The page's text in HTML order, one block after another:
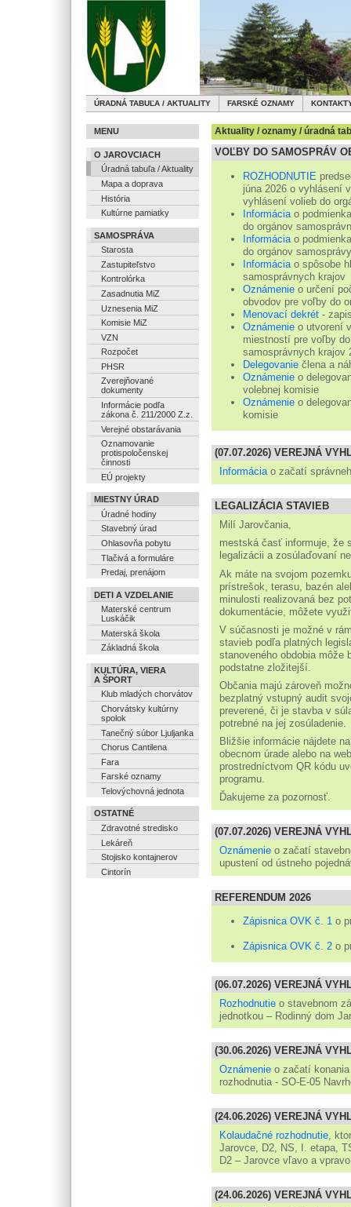
ÚRADNÁ TABUĽA / AKTUALITY FARSKÉ OZNAMY
MENU
O JAROVCIACH
Úradná tabuľa / Aktuality
Mapa a doprava
História
Kultúrne pamiatky
SAMOSPRÁVA
Starosta
Zastupiteľstvo
Kontrolórka
Zasadnutia MiZ
Uznesenia MiZ
Komisie MiZ
VZN
Rozpočet
PHSR
Zverejňované
dokumenty
Informácie podľa
zákona č. 211/2000 Z.z.
Verejné obstarávania
Oznamovanie
protispoločenskej
činnosti
EÚ projekty
MIESTNY ÚRAD
Úradné hodiny
Stavebný úrad
Ohlasovňa pobytu
Tlačivá a formuláre
Predaj, prenájom
DETI A VZDELANIE
Materské centrum
Luskáčik
Materská škola
Základná škola
KULTÚRA, VIERA
A ŠPORT
Klub mladých chorvátov
Chorvátsky kultúrny
spolok
Tanečný súbor Ljuljanka
Chorus Cantilena
Fara
Farské oznamy
Telovýchovná jednota
OSTATNÉ
Zdravotné stredisko
Lekáreň
Stojisko kontajnerov
Cintorín
Aktuality / oznamy / úradná
VOĽBY DO SAMOSPRÁV
ROZHODNUTIE
júna 2026 o vyhlásení
vyhlásení volieb do
Informácia o
do orgánov
Informácia o
do orgánov
Informácia o spôsobe
samosprávnych krajov
Oznámenie o určení
obvodov pre voľby do
Menovací dekrét -
Oznámenie o utvorení
miestností pre voľby
samosprávnych krajov
Delegovanie člena a
Oznámenie o
volebnej komisie
Oznámenie o
komisie
(07.07.2026) VEREJNÁ
Informáciao začatí
LEGALIZÁCIA STAVIEB
Milí Jarovčania,
mestská časť informuje, že
legalizácii a zosúlaďovaní
Ak máte na svojom
prístrešok, terasu, bazén
minulosti realizovaná bez
dokumentácie, môžete
V súčasnosti je možné v
stavieb podľa platných
stanoveného obdobia môže
podstatne zložitejší.
Občania majú zároveň
bezplatný vstupný audit
preverené, či je stavba v
potrebné na jej zosúladenie.
Bližšie informácie nájdete
obecnom úrade alebo na
prostredníctvom QR kódu
programu.
Ďakujeme za pozornosť.
(07.07.2026) VEREJNÁ
Oznámenieo začatí
upustení od ústneho
REFERENDUM 2026
Zápisnica OVK č. 1 o
Zápisnica OVK č. 2 o
(06.07.2026) VEREJNÁ
Rozhodnutieo stavebnom
jednotkou – Rodinný dom
(30.06.2026) VEREJNÁ
Oznámenieo začatí konania
rozhodnutia - SO-E-05
(24.06.2026) VEREJNÁ
Kolaudačné rozhodnutie,
Jarovce, D2, NS, I. etapa,
D2 – Jarovce vľavo a vpravo
(24.06.2026) VEREJNÁ